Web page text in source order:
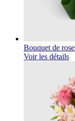
Bouquet de
Voir les détails